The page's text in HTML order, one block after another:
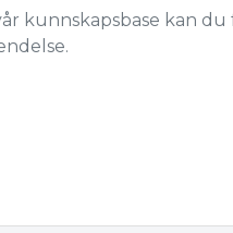
kunnskapsbase kan du